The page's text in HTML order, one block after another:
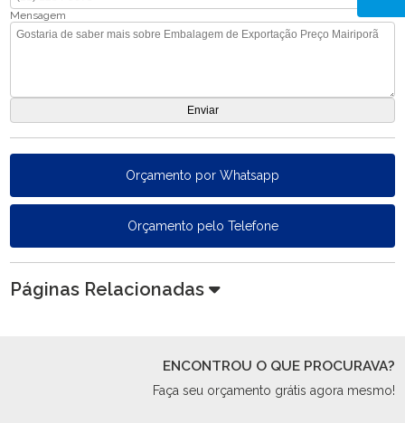
Mensagem
Orçamento por Whatsapp
Orçamento pelo Telefone
Páginas Relacionadas
ENCONTROU O QUE PROCURAVA?
Faça seu orçamento grátis agora mesmo!